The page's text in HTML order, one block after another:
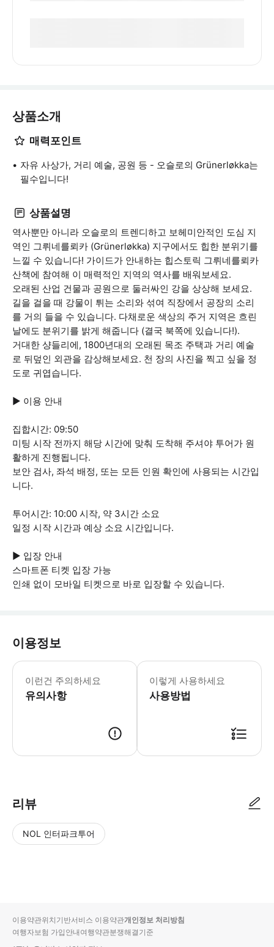
상품소개
매력포인트
자유 사상가, 거리 예술, 공원 등 - 오슬로의 Grünerløkka는
필수입니다!
상품설명
역사뿐만 아니라 오슬로의 트렌디하고 보헤미안적인 도심 지
역인 그뤼네를뢰카 (Grünerløkka) 지구에서도 힙한 분위기를
느낄 수 있습니다! 가이드가 안내하는 힙스토릭 그뤼네를뢰카
산책에 참여해 이 매력적인 지역의 역사를 배워보세요.
오래된 산업 건물과 공원으로 둘러싸인 강을 상상해 보세요.
길을 걸을 때 강물이 튀는 소리와 섞여 직장에서 공장의 소리
를 거의 들을 수 있습니다. 다채로운 색상의 주거 지역은 흐린
날에도 분위기를 밝게 해줍니다 (결국 북쪽에 있습니다!).
거대한 샹들리에, 1800년대의 오래된 목조 주택과 거리 예술
로 뒤덮인 외관을 감상해보세요. 천 장의 사진을 찍고 싶을 정
도로 귀엽습니다.
▶ 이용 안내
집합시간: 09:50
미팅 시작 전까지 해당 시간에 맞춰 도착해 주셔야 투어가 원
활하게 진행됩니다.
보안 검사, 좌석 배정, 또는 모든 인원 확인에 사용되는 시간입
니다.
투어시간: 10:00 시작, 약 3시간 소요
일정 시작 시간과 예상 소요 시간입니다.
▶ 입장 안내
스마트폰 티켓 입장 가능
인쇄 없이 모바일 티켓으로 바로 입장할 수 있습니다.
이용정보
이런건 주의하세요
유의사항
▶ 꼭 알아두세요 * 이 투어는
이렇게 사용하세요
사용방법
리뷰
NOL 인터파크투어
입니
다.
순
상
이용약관위치기반서비스 이용약관개인정보 처리방침
여행자보험 가입안내여행약관분쟁해결기준